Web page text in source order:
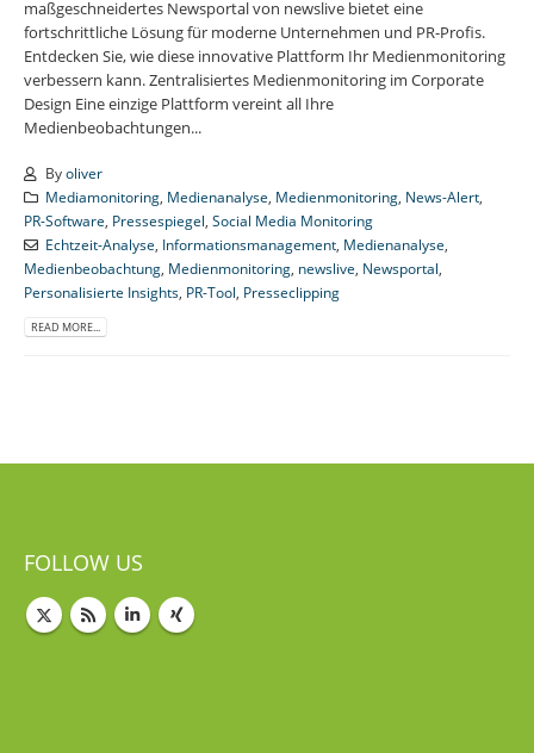
maßgeschneidertes Newsportal von newslive bietet eine
fortschrittliche Lösung für moderne Unternehmen und PR-Profis.
Entdecken Sie, wie diese innovative Plattform Ihr Medienmonitoring
verbessern kann. Zentralisiertes Medienmonitoring im Corporate
Design Eine einzige Plattform vereint all Ihre
Medienbeobachtungen...
Byoliver
Mediamonitoring, Medienanalyse, Medienmonitoring, News-Alert,
PR-Software, Pressespiegel, Social Media Monitoring
Echtzeit-Analyse, Informationsmanagement, Medienanalyse,
Medienbeobachtung, Medienmonitoring, newslive, Newsportal,
Personalisierte Insights, PR-Tool, Presseclipping
READ MORE...
FOLLOW US